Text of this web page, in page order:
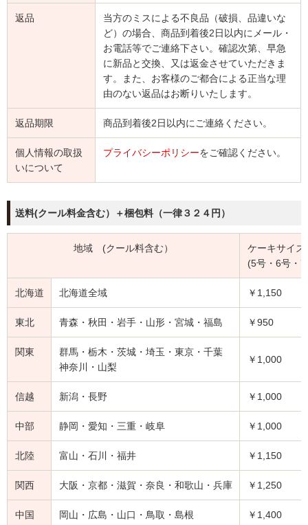
返品
当方のミスによる不良品（破損、品違いな
ど）の場合、商品到着後2日以内にメール・
お電話等でご連絡下さい。確認次第、早急
に新品と交換、又は返金させていただきま
す。また、お客様のご都合による正当な理
由のない返品はお断りいたします。
返品期限 商品到着後2日以内にご連絡ください。
個人情報の取扱
いについて
プライバシーポリシーをご確認ください。
送料(クール料金含む）＋梱包料（一律３２４円）
地域 (クール料含む）
ケーキサイ
(5号・6号・7
北海道 北海道全域 ￥1,150
東北 青森・秋田・岩手・山形・宮城・福島 ￥950
関東
群馬・栃木・茨城・埼玉・東京・千葉
神奈川・山梨
￥1,000
信越 新潟・長野 ￥1,000
中部 静岡・愛知・三重・岐阜 ￥1,000
北陸 富山・石川・福井 ￥1,150
関西 大阪・京都・滋賀・奈良・和歌山・兵庫 ￥1,250
中国 岡山・広島・山口・鳥取・島根 ￥1,400